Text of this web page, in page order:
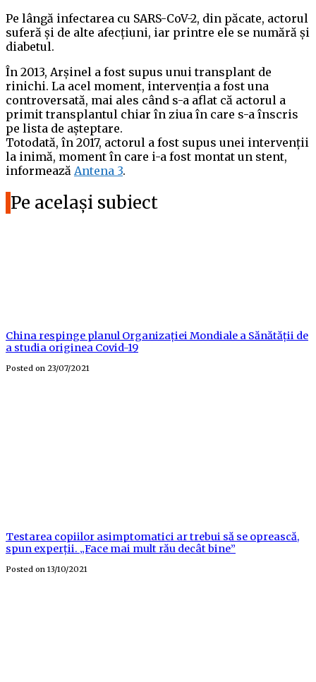
Pe lângă infectarea cu SARS-CoV-2, din păcate, actorul
suferă și de alte afecțiuni, iar printre ele se numără și
diabetul.
În 2013, Arșinel a fost supus unui transplant de
rinichi. La acel moment, intervenția a fost una
controversată, mai ales când s-a aflat că actorul a
primit transplantul chiar în ziua în care s-a înscris
pe lista de așteptare.
Totodată, în 2017, actorul a fost supus unei intervenții
la inimă, moment în care i-a fost montat un stent,
informează Antena 3.
Pe același subiect
China respinge planul Organizației Mondiale a Sănătății de
a studia originea Covid-19
Posted on 23/07/2021
Testarea copiilor asimptomatici ar trebui să se oprească,
spun experții. „Face mai mult rău decât bine”
Posted on 13/10/2021